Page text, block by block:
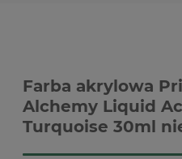
Farba akrylowa
Alchemy Liquid
Turquoise 30ml